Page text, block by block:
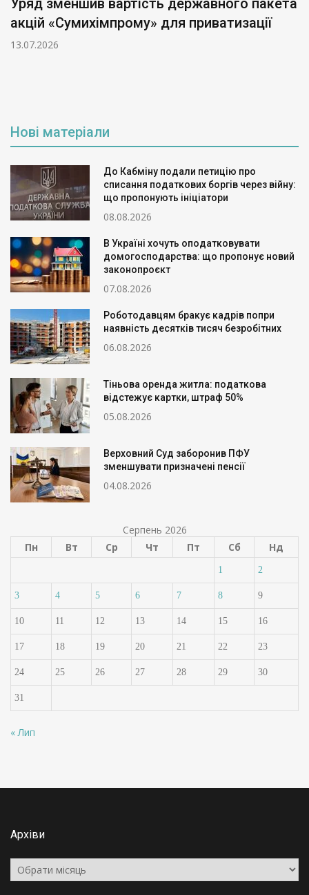
Уряд зменшив вартість державного пакета
акцій «Сумихімпрому» для приватизації
13.07.2026
Нові матеріали
До Кабміну подали петицію про
списання податкових боргів через війну:
що пропонують ініціатори
08.08.2026
В Україні хочуть оподатковувати
домогосподарства: що пропонує новий
законопроєкт
07.08.2026
Роботодавцям бракує кадрів попри
наявність десятків тисяч безробітних
06.08.2026
Тіньова оренда житла: податкова
відстежує картки, штраф 50%
05.08.2026
Верховний Суд заборонив ПФУ
зменшувати призначені пенсії
04.08.2026
Серпень 2026
Пн
Вт Ср Чт Пт Сб Нд
1 2
3 4 5 6 7 8 9
10 11 12 13 14 15 16
17 18 19 20 21 22 23
24 25 26 27 28 29 30
31
« Лип
Архіви
Архіви